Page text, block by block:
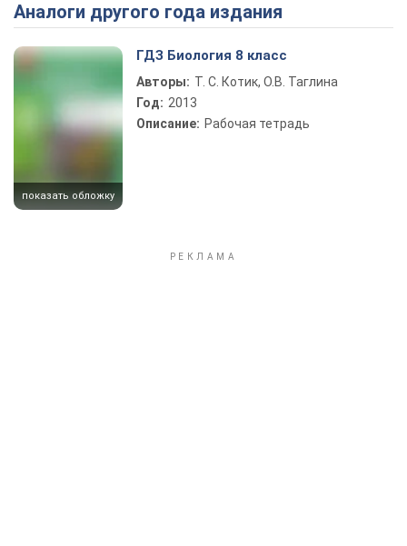
Play Video
Аналоги другого года издания
показать обложку
ГДЗ Биология 8 класс
Авторы: Т. С. Котик, О.В. Таглина
Год: 2013
Описание: Рабочая тетрадь